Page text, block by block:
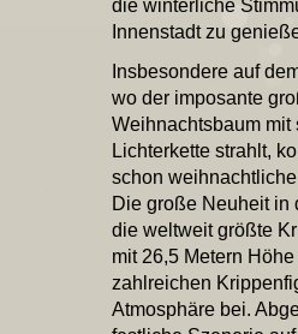
die winterliche
Innenstadt zu
Insbesondere auf
wo der imposante
Weihnachtsbaum mit
Lichterkette strahlt,
schon
Die große Neuheit in
die weltweit größte
mit 26,5 Metern
zahlreichen
Atmosphäre bei.